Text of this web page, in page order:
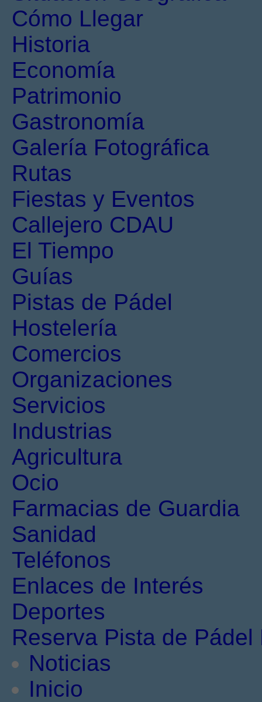
Cómo Llegar
Historia
Economía
Patrimonio
Gastronomía
Galería Fotográfica
Rutas
Fiestas y Eventos
Callejero CDAU
El Tiempo
Guías
Pistas de Pádel
Hostelería
Comercios
Organizaciones
Servicios
Industrias
Agricultura
Ocio
Farmacias de Guardia
Sanidad
Teléfonos
Enlaces de Interés
Deportes
Reserva Pista de Pádel
Noticias
Inicio